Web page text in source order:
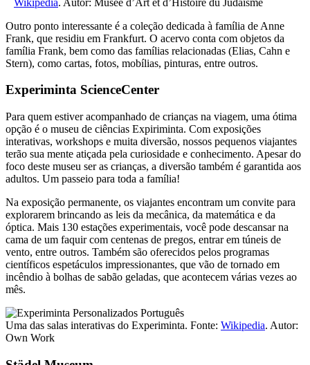
Outro ponto interessante é a coleção dedicada à família de Anne
Frank, que residiu em Frankfurt. O acervo conta com objetos da
família Frank, bem como das famílias relacionadas (Elias, Cahn e
Stern), como cartas, fotos, mobílias, pinturas, entre outros.
Experiminta ScienceCenter
Para quem estiver acompanhado de crianças na viagem, uma ótima
opção é o museu de ciências Expiriminta. Com exposições
interativas, workshops e muita diversão, nossos pequenos viajantes
terão sua mente atiçada pela curiosidade e conhecimento. Apesar do
foco deste museu ser as crianças, a diversão também é garantida aos
adultos. Um passeio para toda a família!
Na exposição permanente, os viajantes encontram um convite para
explorarem brincando as leis da mecânica, da matemática e da
óptica. Mais 130 estações experimentais, você pode descansar na
cama de um faquir com centenas de pregos, entrar em túneis de
vento, entre outros. Também são oferecidos pelos programas
científicos espetáculos impressionantes, que vão de tornado em
incêndio à bolhas de sabão geladas, que acontecem várias vezes ao
mês.
Uma das salas interativas do Experiminta. Fonte: Wikipedia. Autor:
Own Work